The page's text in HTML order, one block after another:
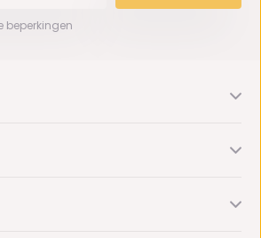
beperkingen